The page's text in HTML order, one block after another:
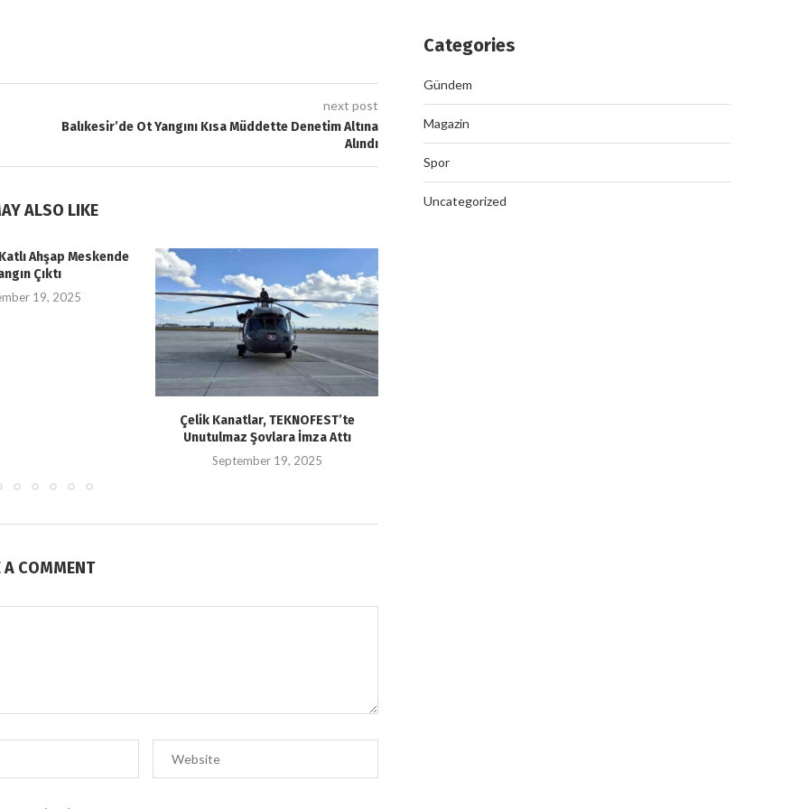
next post
Balıkesir’de Ot Yangını Kısa Müddette Denetim Altına
Alındı
ALSO LIKE
Ahşap Meskende
Çıktı
19, 2025
Çelik Kanatlar, TEKNOFEST’te
Unutulmaz Şovlara İmza Attı
September 19, 2025
A COMMENT
Categories
Gündem
Magazin
Spor
Uncategorized